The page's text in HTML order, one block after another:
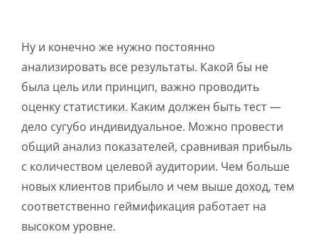
Ну и конечно же нужно постоянно
анализировать все результаты. Какой бы не
была цель или принцип, важно проводить
оценку статистики. Каким должен быть тест —
дело сугубо индивидуальное. Можно провести
общий анализ показателей, сравнивая прибыль
с количеством целевой аудитории. Чем больше
новых клиентов прибыло и чем выше доход, тем
соответственно геймификация работает на
высоком уровне.